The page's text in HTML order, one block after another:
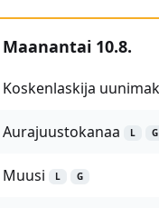
Maanantai 10.8.
Koskenlaskija
Aurajuustokanaa L G
Muusi L G